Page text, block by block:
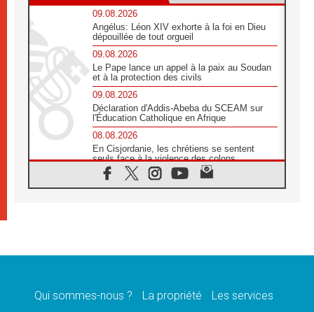
09.08.2026
Angélus: Léon XIV exhorte à la foi en Dieu
dépouillée de tout orgueil
09.08.2026
Le Pape lance un appel à la paix au Soudan
et à la protection des civils
09.08.2026
Déclaration d'Addis-Abeba du SCEAM sur
l'Éducation Catholique en Afrique
08.08.2026
En Cisjordanie, les chrétiens se sentent
seuls face à la violence des colons
08.08.2026
Léon XIV au sanctuaire de Notre Dame du
08.08.2026
08.08.2026
Qui sommes-nous ? La propriété Les services